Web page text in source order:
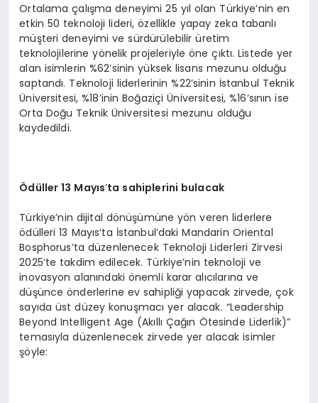
Ortalama çalışma deneyimi 25 yıl olan Türkiye’nin en
etkin 50 teknoloji lideri, özellikle yapay zeka tabanlı
müşteri deneyimi ve sürdürülebilir üretim
teknolojilerine yönelik projeleriyle öne çıktı. Listede yer
alan isimlerin %62’sinin yüksek lisans mezunu olduğu
saptandı. Teknoloji liderlerinin %22’sinin İstanbul Teknik
Üniversitesi, %18’inin Boğaziçi Üniversitesi, %16’sının ise
Orta Doğu Teknik Üniversitesi mezunu olduğu
kaydedildi.
Ödüller 13 Mayıs’ta sahiplerini bulacak
Türkiye’nin dijital dönüşümüne yön veren liderlere
ödülleri 13 Mayıs’ta İstanbul’daki Mandarin Oriental
Bosphorus’ta düzenlenecek Teknoloji Liderleri Zirvesi
2025’te takdim edilecek. Türkiye’nin teknoloji ve
inovasyon alanındaki önemli karar alıcılarına ve
düşünce önderlerine ev sahipliği yapacak zirvede, çok
sayıda üst düzey konuşmacı yer alacak. “Leadership
Beyond Intelligent Age (Akıllı Çağın Ötesinde Liderlik)”
temasıyla düzenlenecek zirvede yer alacak isimler
şöyle: